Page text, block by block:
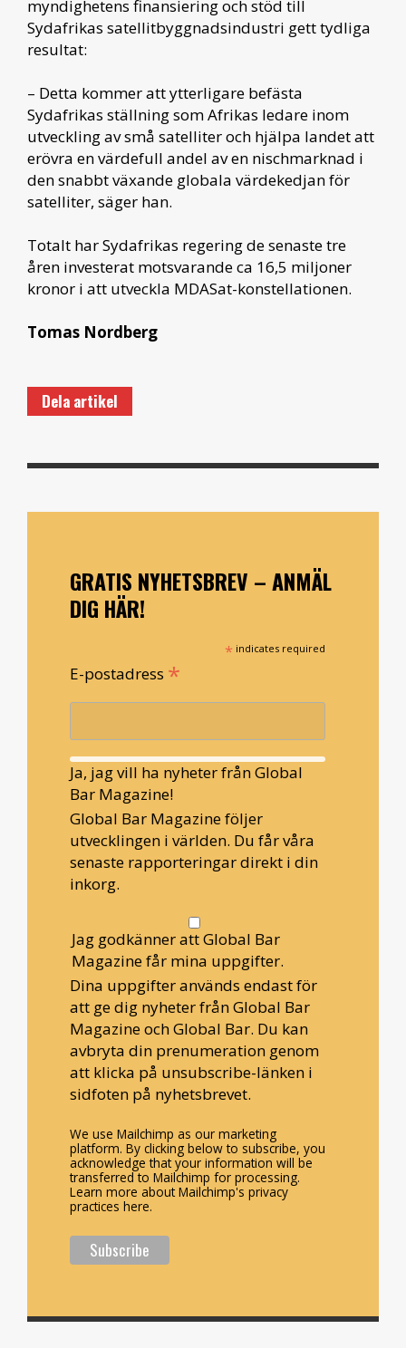
myndighetens finansiering och stöd till
Sydafrikas satellitbyggnadsindustri gett tydliga
resultat:
– Detta kommer att ytterligare befästa
Sydafrikas ställning som Afrikas ledare inom
utveckling av små satelliter och hjälpa landet att
erövra en värdefull andel av en nischmarknad i
den snabbt växande globala värdekedjan för
satelliter, säger han.
Totalt har Sydafrikas regering de senaste tre
åren investerat motsvarande ca 16,5 miljoner
kronor i att utveckla MDASat-konstellationen.
Tomas Nordberg
Dela artikel
GRATIS NYHETSBREV – ANMÄL
DIG HÄR!
* indicates required
E-postadress *
Ja, jag vill ha nyheter från Global
Bar Magazine!
Global Bar Magazine följer
utvecklingen i världen. Du får våra
senaste rapporteringar direkt i din
inkorg.
Jag godkänner att Global Bar
Magazine får mina uppgifter.
Dina uppgifter används endast för
att ge dig nyheter från Global Bar
Magazine och Global Bar. Du kan
avbryta din prenumeration genom
att klicka på unsubscribe-länken i
sidfoten på nyhetsbrevet.
We use Mailchimp as our marketing
platform. By clicking below to subscribe, you
acknowledge that your information will be
transferred to Mailchimp for processing.
Learn more about Mailchimp's privacy
practices here.